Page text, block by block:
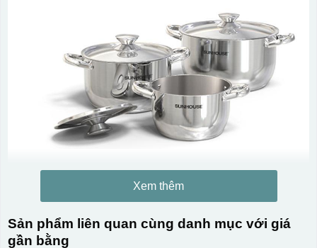
Xem thêm
Sản phẩm liên quan cùng danh mục với giá
gần bằng